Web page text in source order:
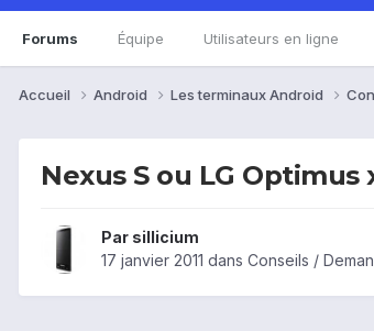
Forums Équipe Utilisateurs en ligne
Accueil Android Les terminaux Android
Nexus S ou LG Optimus
Par sillicium
17 janvier 2011 dans Conseils /